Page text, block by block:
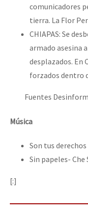
comunicadores
tierra. La Flor
CHIAPAS: Se
armado asesina
desplazados. En
forzados dentro
Fuentes
Música
Son tus
Sin papeles- Che
[:]